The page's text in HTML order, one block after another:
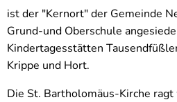
ist der "Kernort" der Gemeinde
Grund-und Oberschule
Kindertagesstätten
Krippe und Hort.
Die St. Bartholomäus-Kirche